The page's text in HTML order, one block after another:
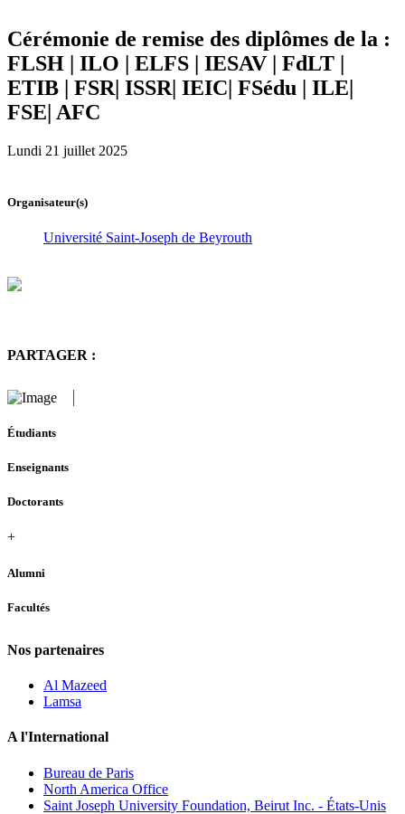
Cérémonie de remise des diplômes de la :
FLSH | ILO | ELFS | IESAV | FdLT |
ETIB | FSR| ISSR| IEIC| FSédu | ILE|
FSE| AFC
Lundi 21 juillet 2025
Organisateur(s)
Université Saint-Joseph de Beyrouth
PARTAGER :
Étudiants
Enseignants
Doctorants
+
Alumni
Facultés
Nos partenaires
Al Mazeed
Lamsa
A l'International
Bureau de Paris
North America Office
Saint Joseph University Foundation, Beirut Inc. - États-Unis